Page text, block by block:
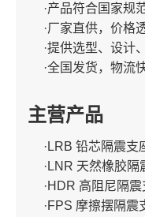
·产品符合国家规
·厂家直供，价格
·提供选型、设计
·全国发货，物流
主营产品
·LRB 铅芯隔震支
·LNR 天然橡胶隔
·HDR 高阻尼隔
·FPS 摩擦摆隔震